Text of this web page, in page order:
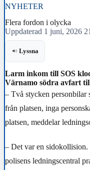
NYHETER
Flera fordon i olycka
Uppdaterad 1 juni, 2026
Lyssna
Larm inkom till SOS
Värnamo södra avfart
– Två stycken personbilar
från platsen, inga
platsen, meddelar
– Det var en sidokollision.
polisens ledningscentral